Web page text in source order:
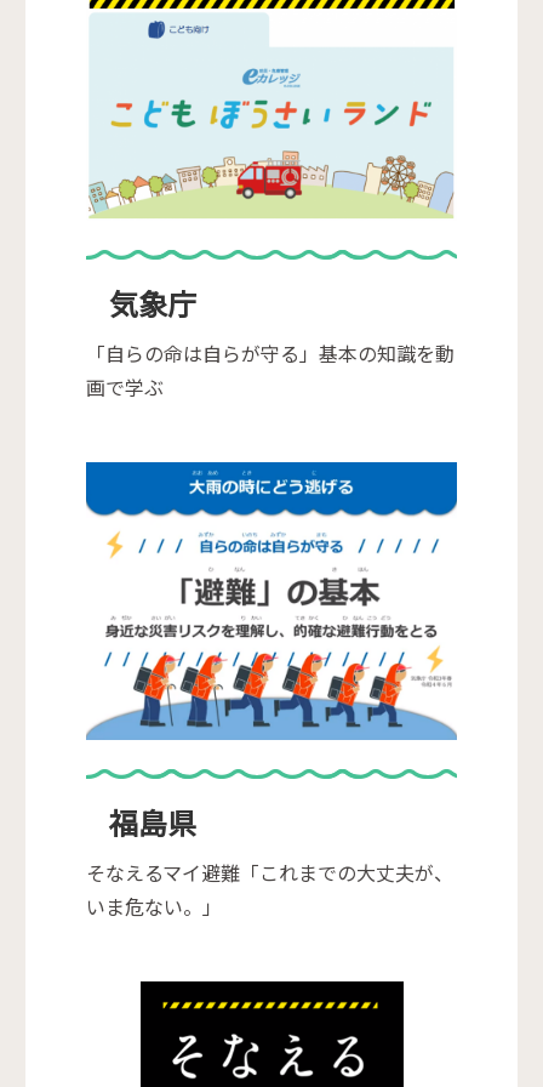
気象庁
「自らの命は自らが守る」基本の知識を動
画で学ぶ
福島県
そなえるマイ避難「これまでの大丈夫が、
いま危ない。」